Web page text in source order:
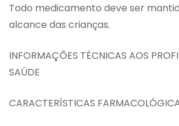
Todo medicamento deve ser
alcance das crianças.
INFORMAÇÕES TÉCNICAS AOS
SAÚDE
CARACTERÍSTICAS